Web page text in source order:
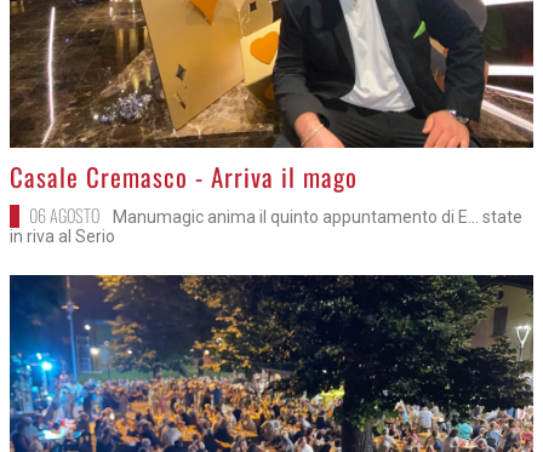
>
Casale Cremasco - Arriva il mago
06 AGOSTO
Manumagic anima il quinto appuntamento di E... state
in riva al Serio